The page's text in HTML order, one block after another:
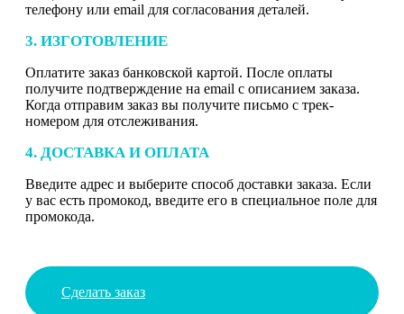
телефону или email для согласования деталей.
3. ИЗГОТОВЛЕНИЕ
Оплатите заказ банковской картой. После оплаты
получите подтверждение на email с описанием заказа.
Когда отправим заказ вы получите письмо с трек-
номером для отслеживания.
4. ДОСТАВКА И ОПЛАТА
Введите адрес и выберите способ доставки заказа. Если
у вас есть промокод, введите его в специальное поле для
промокода.
Сделать заказ